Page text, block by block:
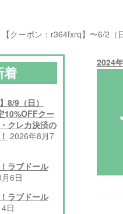
【クーポン：r364fxrq】〜6/2
2024
着
8/9（日）
10%OFFクー
クレカ決済の
2026年8月7
ラブドール
6日
ラブドール
日